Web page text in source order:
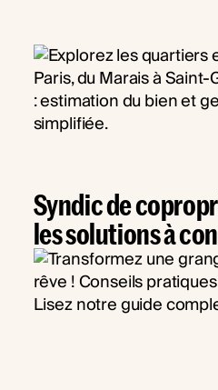
Syndic de
les solutions à